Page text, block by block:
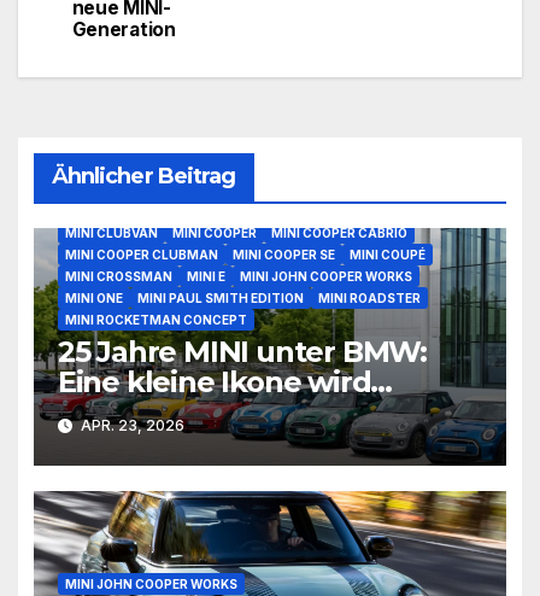
neue MINI-
Generation
Ähnlicher Beitrag
MINI 1000
MINI CLUBVAN
MINI COOPER
MINI COOPER CABRIO
MINI COOPER CLUBMAN
MINI COOPER SE
MINI COUPÉ
MINI CROSSMAN
MINI E
MINI JOHN COOPER WORKS
MINI ONE
MINI PAUL SMITH EDITION
MINI ROADSTER
MINI ROCKETMAN CONCEPT
25 Jahre MINI unter BMW:
Eine kleine Ikone wird
erwachsen
APR. 23, 2026
MINI JOHN COOPER WORKS